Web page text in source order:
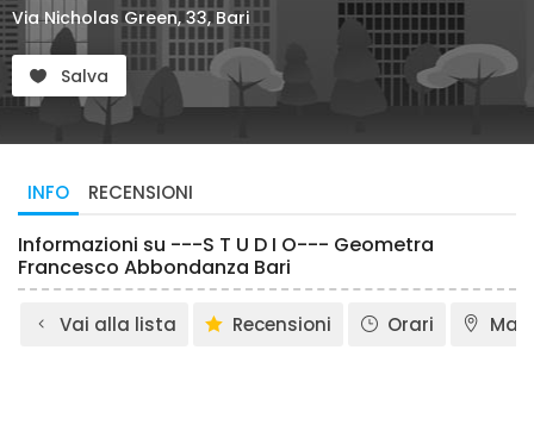
Via Nicholas Green, 33, Bari
Salva
INFO RECENSIONI
Informazioni su ---S T U D I O--- Geometra
Francesco Abbondanza Bari
Vai alla lista Recensioni Orari